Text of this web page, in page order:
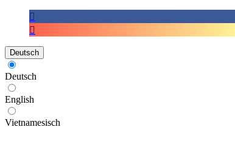
Deutsch
Deutsch
English
Vietnamesisch